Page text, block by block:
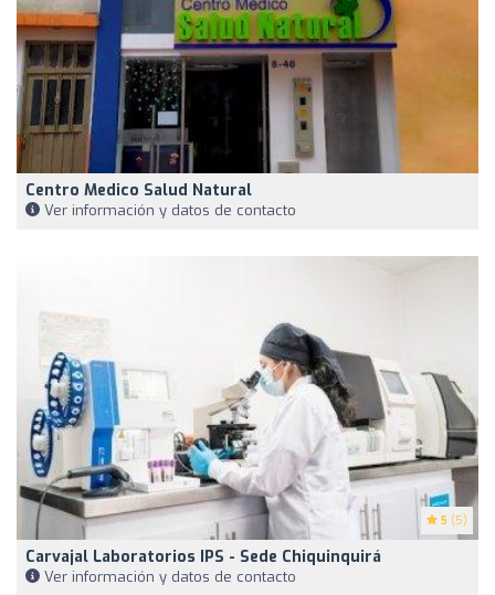
Centro Medico Salud Natural
Ver información y datos de contacto
5 (5)
Carvajal Laboratorios IPS - Sede Chiquinquirá
Ver información y datos de contacto